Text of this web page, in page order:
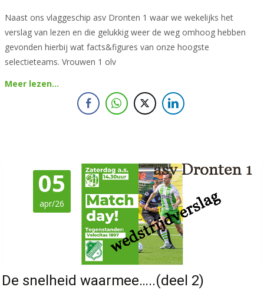
Naast ons vlaggeschip asv Dronten 1 waar we wekelijks het
verslag van lezen en die gelukkig weer de weg omhoog hebben
gevonden hierbij wat facts&figures van onze hoogste
selectieteams. Vrouwen 1 olv
Meer lezen…
05
apr/26
De snelheid waarmee…..(deel 2)